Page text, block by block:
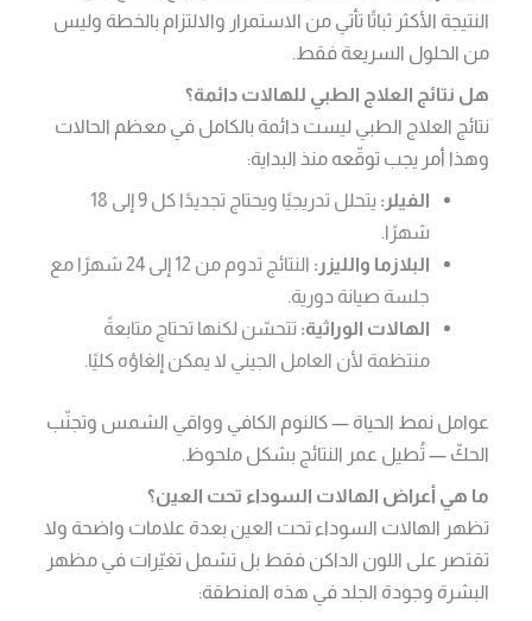
النتيجة الأكثر ثباتًا تأتي من الاستمرار والالتزام بالخطة وليس
من الحلول السريعة فقط.
هل نتائج العلاج الطبي للهالات دائمة؟
نتائج العلاج الطبي ليست دائمة بالكامل في معظم الحالات
وهذا أمر يجب توقّعه منذ البداية:
الفيلر:
يتحلل تدريجيًا ويحتاج تجديدًا كل 9 إلى 18
شهرًا.
البلازما والليزر:
النتائج تدوم من 12 إلى 24 شهرًا مع
جلسة صيانة دورية.
الهالات الوراثية: تتحسّن لكنها تحتاج متابعةً
منتظمة لأن العامل الجيني لا يمكن إلغاؤه كليًا.
عوامل نمط الحياة — كالنوم الكافي وواقي الشمس وتجنّب
الحكّ — تُطيل عمر النتائج بشكل ملحوظ.
ما هي أعراض الهالات السوداء تحت العين؟
تظهر الهالات السوداء تحت العين بعدة علامات واضحة ولا
تقتصر على اللون الداكن فقط بل تشمل تغيّرات في مظهر
البشرة وجودة الجلد في هذه المنطقة: